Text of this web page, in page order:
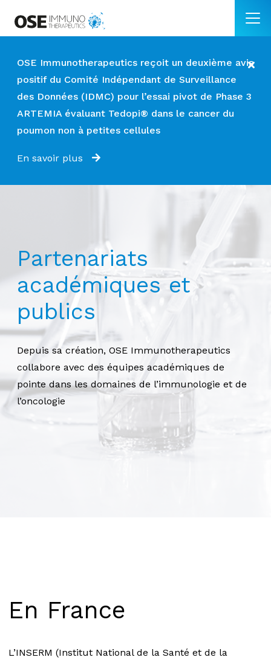
OSE Immunotherapeutics reçoit un deuxième avis
positif du Comité Indépendant de Surveillance
des Données (IDMC) pour l’essai pivot de Phase 3
ARTEMIA évaluant Tedopi® dans le cancer du
poumon non à petites cellules
En savoir plus
Partenariats
académiques et
publics
Depuis sa création, OSE Immunotherapeutics
collabore avec des équipes académiques de
pointe dans les domaines de l’immunologie et de
l’oncologie
En France
L’INSERM (Institut National de la Santé et de la